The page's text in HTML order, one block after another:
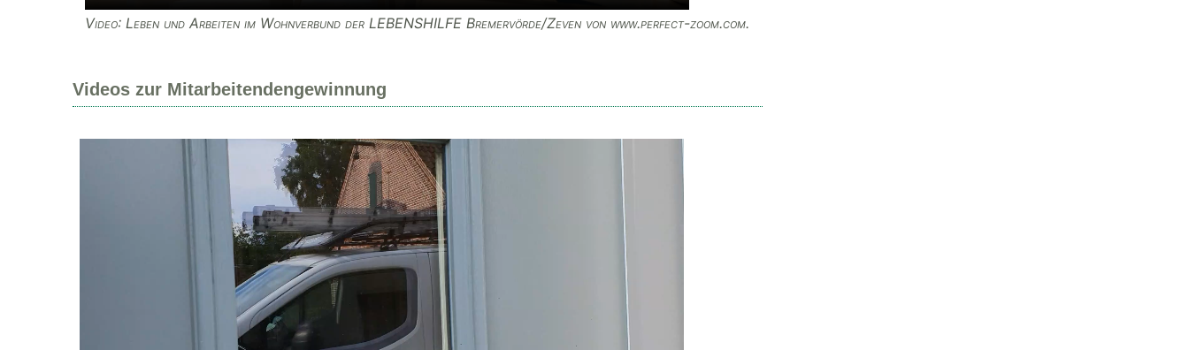
Video: Leben und Arbeiten im Wohnverbund der LEBENSHILFE Bremervörde/Zeven von www.perfect-zoom.com.
Videos zur Mitarbeitendengewinnung